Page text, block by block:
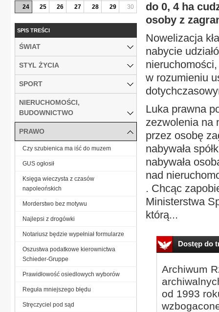
do 0, 4 ha
osoby z
Nowelizacja
nabycie
w rozumieniu
Luka prawna
zezwolenia na
przez osobę
nabywała
nabywała
nad
. Chcąc
Ministerstwa
którą...
Dostęp do
Archiwum
od 1993
24
25 26 27 28 29 30
SPIS TREŚCI
ŚWIAT
STYL ŻYCIA
SPORT
NIERUCHOMOŚCI,
BUDOWNICTWO
PRAWO
Czy szubienica ma iść do muzem
GUS ogłosił
Księga wieczysta z czasów
napoleońskich
Morderstwo bez motywu
Najlepsi z drogówki
Notariusz będzie wypełniał formularze
Oszustwa podatkowe kierownictwa
Schieder-Gruppe
Prawidłowość osiedlowych wyborów
Reguła mniejszego błędu
Stręczyciel pod sąd